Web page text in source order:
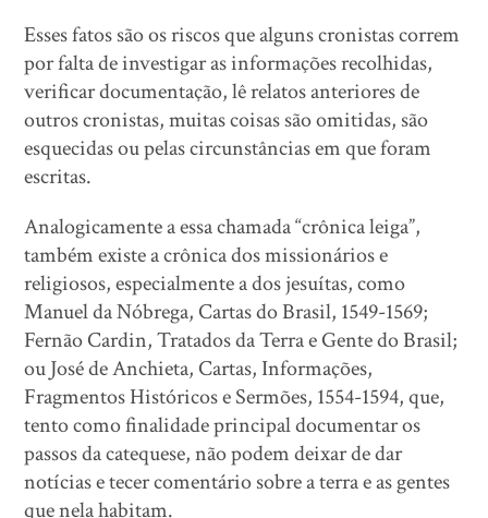
Esses fatos são os riscos que alguns cronistas correm
por falta de investigar as informações recolhidas,
verificar documentação, lê relatos anteriores de
outros cronistas, muitas coisas são omitidas, são
esquecidas ou pelas circunstâncias em que foram
escritas.
Analogicamente a essa chamada “crônica leiga”,
também existe a crônica dos missionários e
religiosos, especialmente a dos jesuítas, como
Manuel da Nóbrega, Cartas do Brasil, 1549-1569;
Fernão Cardin, Tratados da Terra e Gente do Brasil;
ou José de Anchieta, Cartas, Informações,
Fragmentos Históricos e Sermões, 1554-1594, que,
tento como finalidade principal documentar os
passos da catequese, não podem deixar de dar
notícias e tecer comentário sobre a terra e as gentes
que nela habitam.